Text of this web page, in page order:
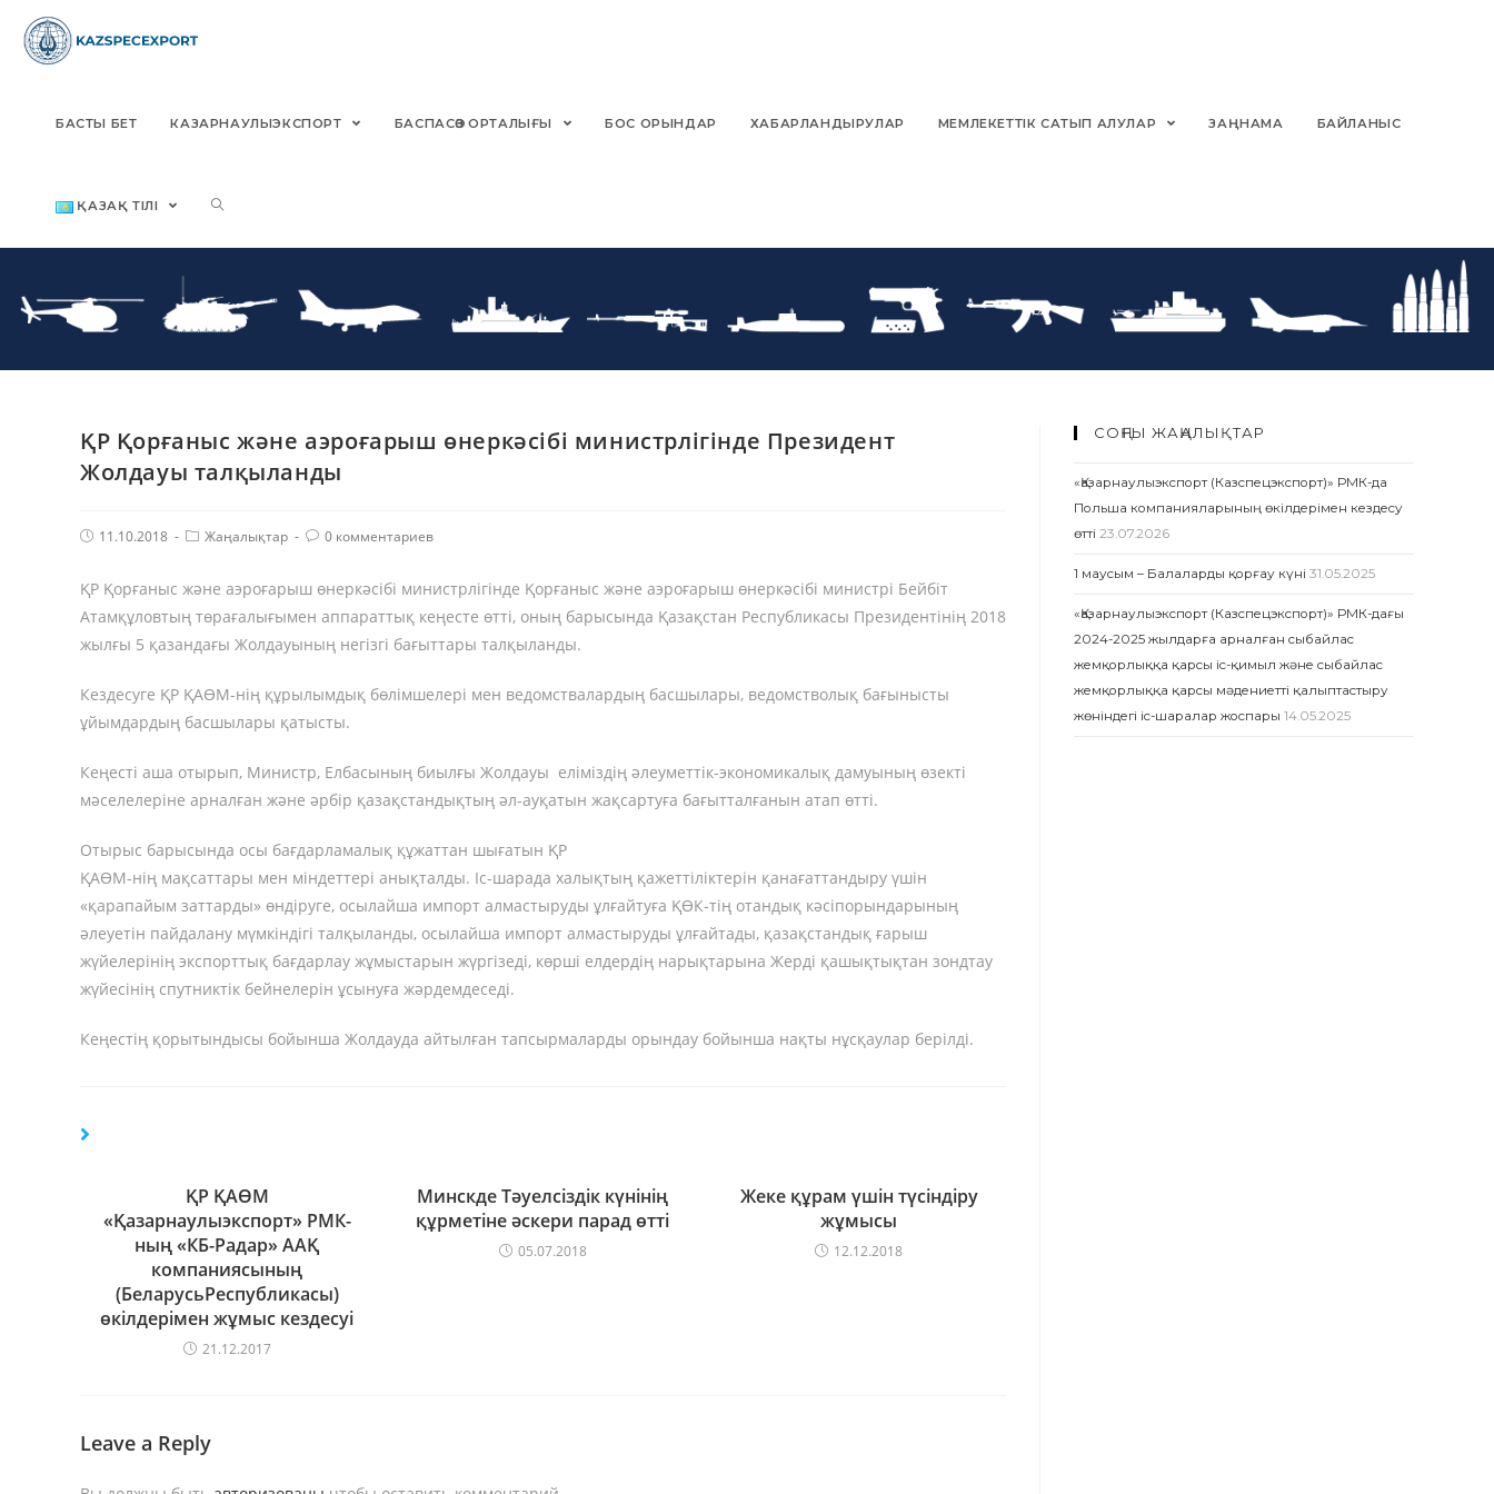
content
БАСТЫ БЕТ КАЗАРНАУЛЫЭКСПОРТ БАСПАСӨЗ ОРТАЛЫҒЫ БОС ОРЫНДАР ХАБАРЛАНДЫРУЛАР МЕМЛЕКЕТТІК САТЫП АЛУЛАР ЗАҢНАМА БАЙЛАНЫС
ҚАЗАҚ ТІЛІ
ҚР Қорғаныс және аэроғарыш өнеркәсібі министрлігінде Президент
Жолдауы талқыланды
Post11.10.2018
PostЖаңалықтар
Комментарии
0 комментариев
ҚР Қорғаныс және аэроғарыш өнеркәсібі министрлігінде Қорғаныс және аэроғарыш өнеркәсібі министрі Бейбіт
Атамқұловтың төрағалығымен аппараттық кеңесте өтті, оның барысында Қазақстан Республикасы Президентінің 2018
жылғы 5 қазандағы Жолдауының негізгі бағыттары талқыланды.
Кездесуге ҚР ҚАӨМ-нің құрылымдық бөлімшелері мен ведомствалардың басшылары, ведомстволық бағынысты
ұйымдардың басшылары қатысты.
Кеңесті аша отырып, Министр, Елбасының биылғы Жолдауы еліміздің әлеуметтік-экономикалық дамуының өзекті
мәселелеріне арналған және әрбір қазақстандықтың әл-ауқатын жақсартуға бағытталғанын атап өтті.
Отырыс барысында осы бағдарламалық құжаттан шығатын ҚР
ҚАӨМ-нің мақсаттары мен міндеттері анықталды. Іс-шарада халықтың қажеттіліктерін қанағаттандыру үшін
«қарапайым заттарды» өндіруге, осылайша импорт алмастыруды ұлғайтуға ҚӨК-тің отандық кәсіпорындарының
әлеуетін пайдалану мүмкіндігі талқыланды, осылайша импорт алмастыруды ұлғайтады, қазақстандық ғарыш
жүйелерінің экспорттық бағдарлау жұмыстарын жүргізеді, көрші елдердің нарықтарына Жерді қашықтықтан зондтау
жүйесінің спутниктік бейнелерін ұсынуға жәрдемдеседі.
Кеңестің қорытындысы бойынша Жолдауда айтылған тапсырмаларды орындау бойынша нақты нұсқаулар берілді.
ҚР ҚАӨМ
«Қазарнаулыэкспорт» РМК-
ның «КБ-Радар» ААҚ
компаниясының
(БеларусьРеспубликасы)
өкілдерімен жұмыс кездесуі
21.12.2017
Минскде Тәуелсіздік күнінің
құрметіне әскери парад өтті
05.07.2018
Жеке құрам үшін түсіндіру
жұмысы
12.12.2018
Leave a Reply
СОҢҒЫ ЖАҢАЛЫҚТАР
«Қазарнаулыэкспорт (Казспецэкспорт)» РМК-да
Польша компанияларының өкілдерімен кездесу
өтті 23.07.2026
1 маусым – Балаларды қорғау күні 31.05.2025
«Қазарнаулыэкспорт (Казспецэкспорт)» РМК-дағы
2024-2025 жылдарға арналған сыбайлас
жемқорлыққа қарсы іс-қимыл және сыбайлас
жемқорлыққа қарсы мәдениетті қалыптастыру
жөніндегі іс-шаралар жоспары 14.05.2025